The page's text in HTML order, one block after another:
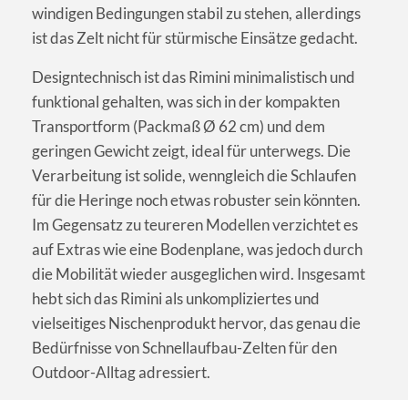
windigen Bedingungen stabil zu stehen, allerdings
ist das Zelt nicht für stürmische Einsätze gedacht.
Designtechnisch ist das Rimini minimalistisch und
funktional gehalten, was sich in der kompakten
Transportform (Packmaß Ø 62 cm) und dem
geringen Gewicht zeigt, ideal für unterwegs. Die
Verarbeitung ist solide, wenngleich die Schlaufen
für die Heringe noch etwas robuster sein könnten.
Im Gegensatz zu teureren Modellen verzichtet es
auf Extras wie eine Bodenplane, was jedoch durch
die Mobilität wieder ausgeglichen wird. Insgesamt
hebt sich das Rimini als unkompliziertes und
vielseitiges Nischenprodukt hervor, das genau die
Bedürfnisse von Schnellaufbau-Zelten für den
Outdoor-Alltag adressiert.